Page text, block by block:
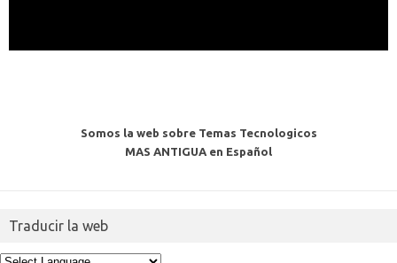
Somos la web sobre Temas Tecnologicos
MAS ANTIGUA en Español
Traducir la web